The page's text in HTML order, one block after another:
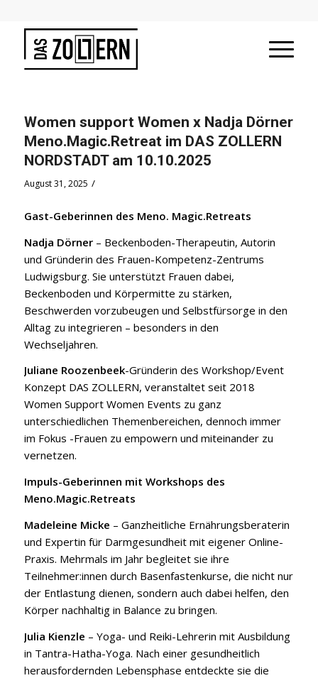
Women support Women x Nadja Dörner
Meno.Magic.Retreat im DAS ZOLLERN
NORDSTADT am 10.10.2025
August 31, 2025 /
Gast-Geberinnen des Meno. Magic.Retreats
Nadja Dörner– Beckenboden-Therapeutin, Autorin
und Gründerin des Frauen-Kompetenz-Zentrums
Ludwigsburg. Sie unterstützt Frauen dabei,
Beckenboden und Körpermitte zu stärken,
Beschwerden vorzubeugen und Selbstfürsorge in den
Alltag zu integrieren – besonders in den
Wechseljahren.
Juliane Roozenbeek-Gründerin des Workshop/Event
Konzept DAS ZOLLERN, veranstaltet seit 2018
Women Support Women Events zu ganz
unterschiedlichen Themenbereichen, dennoch immer
im Fokus -Frauen zu empowern und miteinander zu
vernetzen.
Impuls-Geberinnen mit Workshops des
Meno.Magic.Retreats
Madeleine Micke – Ganzheitliche Ernährungsberaterin
und Expertin für Darmgesundheit mit eigener Online-
Praxis. Mehrmals im Jahr begleitet sie ihre
Teilnehmer:innen durch Basenfastenkurse, die nicht nur
der Entlastung dienen, sondern auch dabei helfen, den
Körper nachhaltig in Balance zu bringen.
Julia Kienzle – Yoga- und Reiki-Lehrerin mit Ausbildung
in Tantra-Hatha-Yoga. Nach einer gesundheitlich
herausfordernden Lebensphase entdeckte sie die